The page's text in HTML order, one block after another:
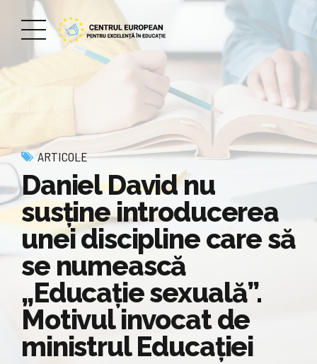
ARTICOLE
Daniel David nu
susține introducerea
unei discipline care să
se numească
„Educație sexuală”.
Motivul invocat de
ministrul Educației